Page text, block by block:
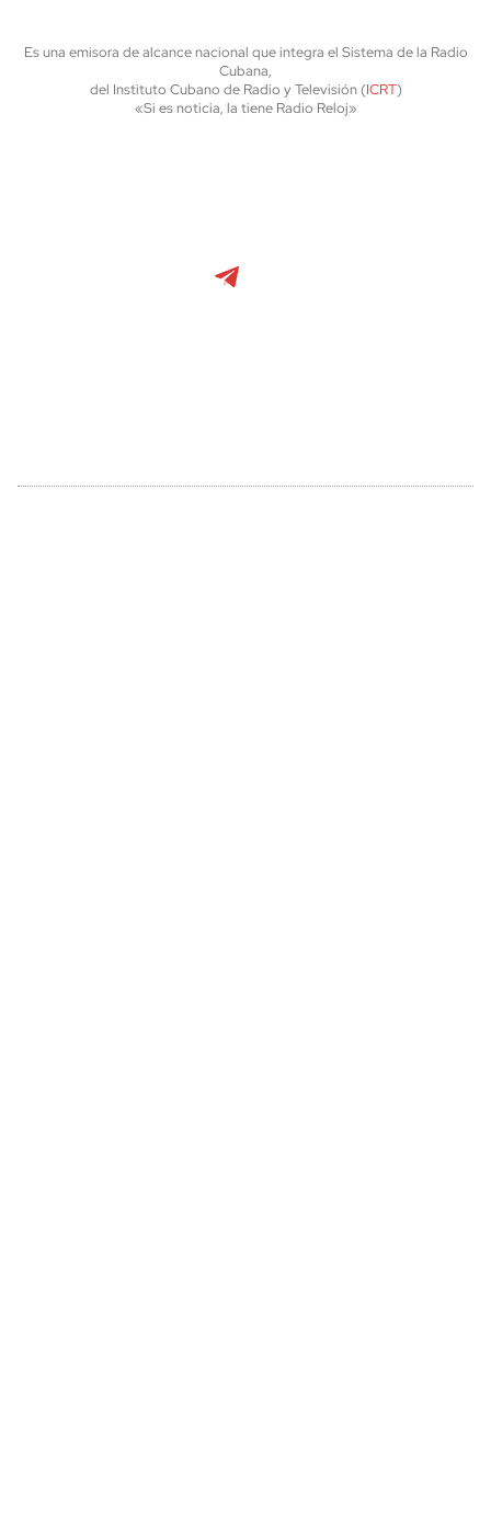
Es una emisora de alcance nacional que integra el Sistema de la Radio
Cubana,
del Instituto Cubano de Radio y Televisión (ICRT)
«Si es noticia, la tiene Radio Reloj»